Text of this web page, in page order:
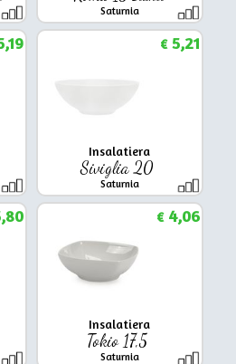
Saturnia
Insalatiera
Siviglia 20
Saturnia
€5,21
Insalatiera
Tokio 17,5
Saturnia
€4,06